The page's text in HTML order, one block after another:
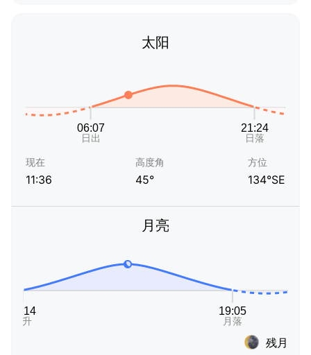
太阳
现在
11:36
高度角
45°
方位
134°SE
月亮
残月